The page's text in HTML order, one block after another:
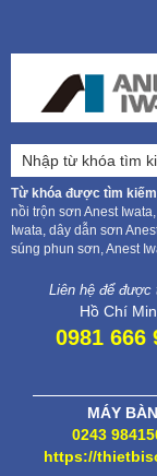
Từ khóa được tìm
nồi trộn sơn Anest
Iwata, dây dẫn sơn
súng phun sơn, Anest
Liên hệ để được
Hồ Chí
0981 666
MÁY BÀN
0243
https://